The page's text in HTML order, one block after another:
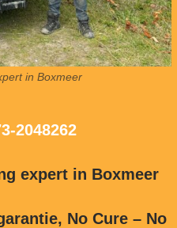
in Boxmeer
2048262
expert in Boxmeer
No Cure – No